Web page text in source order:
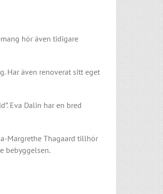
hör även tidigare
Har även renoverat sitt eget
Eva Dalin har en bred
Margrethe Thagaard tillhör
bebyggelsen.